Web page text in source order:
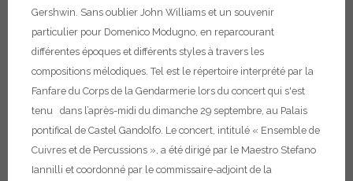
Gershwin. Sans oublier John Williams et un souvenir
particulier pour Domenico Modugno, en reparcourant
différentes époques et différents styles à travers les
compositions mélodiques. Tel est le répertoire interprété par la
Fanfare du Corps de la Gendarmerie lors du concert qui s'est
tenu dans l’après-midi du dimanche 29 septembre, au Palais
pontifical de Castel Gandolfo. Le concert, intitulé « Ensemble de
Cuivres et de Percussions », a été dirigé par le Maestro Stefano
Iannilli et coordonné par le commissaire-adjoint de la